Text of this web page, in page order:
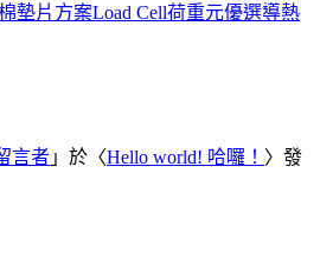
墊片方案Load Cell荷重元優選導熱
言者 」於〈Hello world! 哈囉！ 〉發